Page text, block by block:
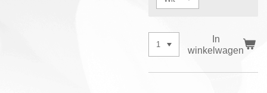
In
winkelwagen